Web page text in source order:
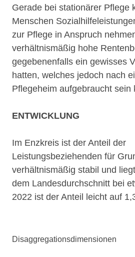
Gerade bei stationärer Pflege
Menschen
zur Pflege in Anspruch
verhältnismäßig hohe
gegebenenfalls ein gewisses
hatten, welches jedoch nach
Pflegeheim aufgebraucht sein
ENTWICKLUNG
Im Enzkreis ist der Anteil der
Leistungsbeziehenden für
verhältnismäßig stabil und
dem Landesdurchschnitt bei
2022 ist der Anteil leicht auf
Disaggregationsdimensionen